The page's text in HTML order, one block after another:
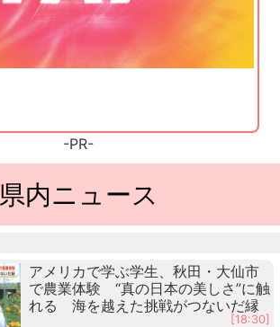
-PR-
県内ニュース
アメリカで学ぶ学生、秋田・大仙市
で農業体験 “真の日本の美しさ”に触
れる 海を越えた挑戦がつないだ縁
[18:30]